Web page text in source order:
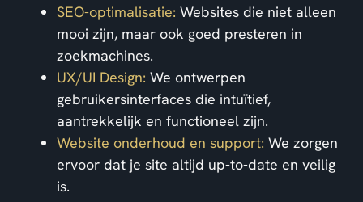
SEO-optimalisatie: Websites die niet alleen
mooi zijn, maar ook goed presteren in
zoekmachines.
UX/UI Design: We ontwerpen
gebruikersinterfaces die intuïtief,
aantrekkelijk en functioneel zijn.
Website onderhoud en support: We zorgen
ervoor dat je site altijd up-to-date en veilig
is.